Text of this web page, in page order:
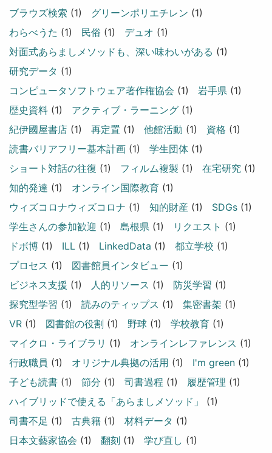
ブラウズ検索 (1) グリーンポリエチレン (1)
わらべうた (1) 民俗 (1) デュオ (1)
対面式あらましメソッドも、深い味わいがある (1)
研究データ (1)
コンピュータソフトウェア著作権協会 (1) 岩手県(1)
歴史資料(1) アクティブ・ラーニング(1)
紀伊國屋書店(1) 再定置 (1) 他館活動 (1) 資格 (1)
読書バリアフリー基本計画(1) 学生団体(1)
ショート対話の往復 (1) フィルム複製 (1) 在宅研究(1)
知的発達 (1) オンライン国際教育(1)
ウィズコロナウィズコロナ (1) 知的財産(1) SDGs(1)
学生さんの参加歓迎 (1) 島根県(1) リクエスト (1)
ドボ博(1) ILL(1) LinkedData (1) 都立学校 (1)
プロセス (1) 図書館員インタビュー (1)
ビジネス支援 (1) 人的リソース (1) 防災学習 (1)
探究型学習 (1) 読みのティップス (1) 集密書架 (1)
VR(1) 図書館の役割 (1) 野球(1) 学校教育(1)
マイクロ・ライブラリ (1) オンラインレファレンス (1)
行政職員 (1) オリジナル典拠の活用 (1) I'm green(1)
子ども読書(1) 節分 (1) 司書過程 (1) 履歴管理 (1)
ハイブリッドで使える「あらましメソッド」
(1)
司書不足 (1) 古典籍(1) 材料データ (1)
日本文藝家協会 (1) 翻刻 (1) 学び直し (1)